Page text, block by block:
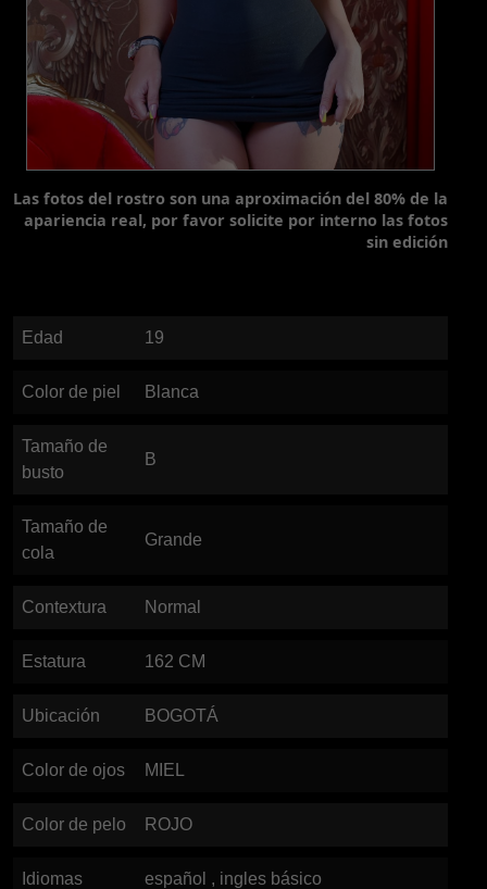
Las fotos del rostro son una aproximación del 80% de la
apariencia real, por favor solicite por interno las fotos
sin edición
Edad 19
Color de piel Blanca
Tamaño de
busto
B
Tamaño de
cola
Grande
Contextura Normal
Estatura 162 CM
Ubicación BOGOTÁ
Color de ojos MIEL
Color de pelo ROJO
Idiomas español , ingles básico